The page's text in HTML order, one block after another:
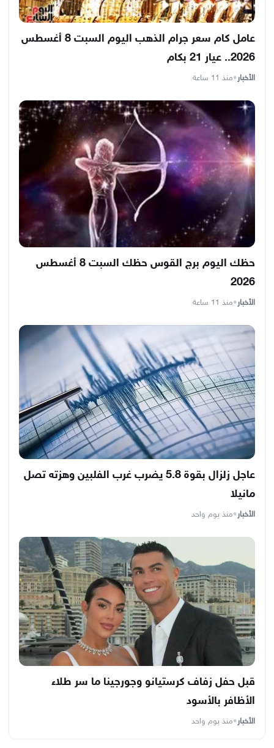
عامل كام سعر جرام الذهب اليوم السبت 8 أغسطس
2026.. عيار 21 بكام
الأخبار•منذ 11 ساعة
حظك اليوم برج القوس حظك السبت 8 أغسطس
2026
الأخبار•منذ 11 ساعة
عاجل زلزال بقوة 5.8 يضرب غرب الفلبين وهزته تصل
مانيلا
الأخبار•منذ يوم واحد
قبل حفل زفاف كرستيانو وجورجينا ما سر طلاء
الأظافر بالأسود
الأخبار•منذ يوم واحد